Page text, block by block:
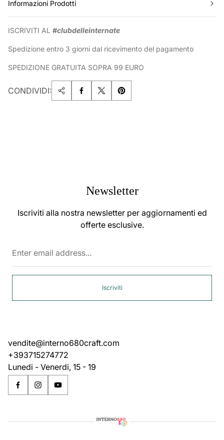
Informazioni Prodotti
ISCRIVITI AL #clubdelleinternate
Spedizione entro 3 giorni dal ricevimento del pagamento
SPEDIZIONE GRATUITA SOPRA 99 EURO
CONDIVIDI:
Newsletter
Iscriviti alla nostra newsletter per aggiornamenti ed
offerte esclusive.
Iscriviti
vendite@interno680craft.com
+393715274772
Lunedi - Venerdi, 15 - 19